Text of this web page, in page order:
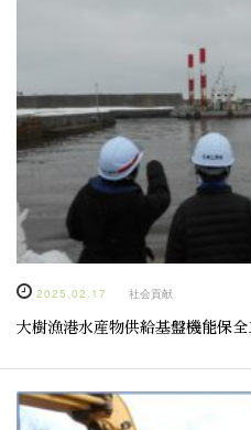
2025.02.17 社会貢献
大樹漁港水産物供給基盤機能保全